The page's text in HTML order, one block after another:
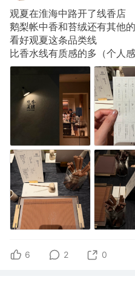
观夏在淮海中路开了线香店
鹅梨帐中香和苔绒还有其他
看好观夏这条品类线
比香水线有质感的多（个人
6 2 0